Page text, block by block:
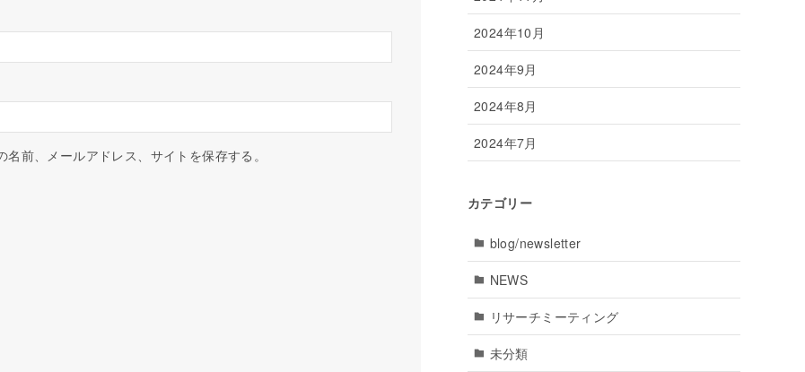
前、メールアドレス、サイトを保存する。
2024年10月
2024年9月
2024年8月
2024年7月
カテゴリー
blog/newsletter
NEWS
リサーチミーティング
未分類